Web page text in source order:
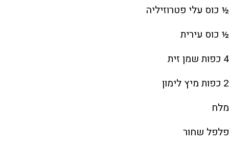
½ כוס עלי פטרוזיליה
½ כוס עירית
4 כפות שמן זית
2 כפות מיץ לימון
מלח
פלפל שחור